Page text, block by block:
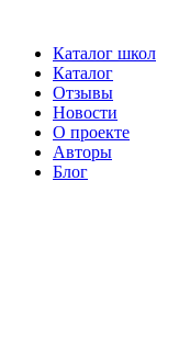
Каталог школ
Каталог
Отзывы
Новости
О проекте
Авторы
Блог